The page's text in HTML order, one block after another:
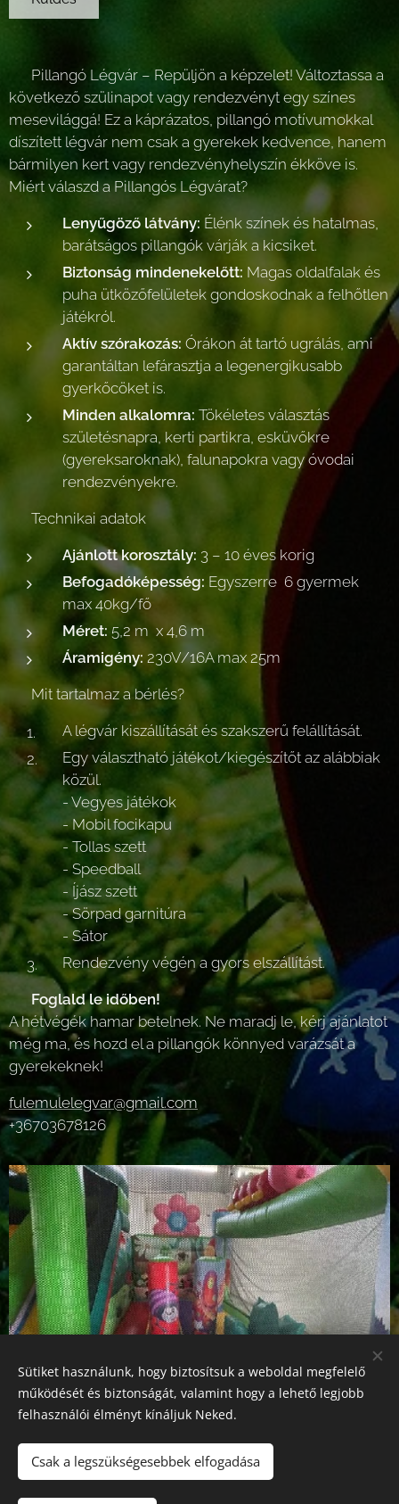
🦋 Pillangó Légvár – Repüljön a képzelet! Változtassa a
következő szülinapot vagy rendezvényt egy színes
mesevilággá! Ez a káprázatos, pillangó motívumokkal
díszített légvár nem csak a gyerekek kedvence, hanem
bármilyen kert vagy rendezvényhelyszín ékköve is.✨
Miért válaszd a Pillangós Légvárat?
Lenyűgöző látvány: Élénk színek és hatalmas,
barátságos pillangók várják a kicsiket.
Biztonság mindenekelőtt: Magas oldalfalak és
puha ütközőfelületek gondoskodnak a felhőtlen
játékról.
Aktív szórakozás: Órákon át tartó ugrálás, ami
garantáltan lefárasztja a legenergikusabb
gyerkőcöket is.
Minden alkalomra: Tökéletes választás
születésnapra, kerti partikra, esküvőkre
(gyereksaroknak), falunapokra vagy óvodai
rendezvényekre.
📏 Technikai adatok
Ajánlott korosztály: 3 – 10 éves korig
Befogadóképesség: Egyszerre 6 gyermek
max 40kg/fő
Méret: 5,2 m x 4,6 m
Áramigény: 230V/16A max 25m
📦 Mit tartalmaz a bérlés?
A légvár kiszállítását és szakszerű felállítását.
Egy választható játékot/kiegészítőt az alábbiak
közül.
- Vegyes játékok
- Mobil focikapu
- Tollas szett
- Speedball
- Íjász szett
- Sörpad garnitúra
- Sátor
Rendezvény végén a gyors elszállítást.
Foglald le időben!
A hétvégék hamar betelnek. Ne maradj le, kérj ajánlatot
még ma, és hozd el a pillangók könnyed varázsát a
gyerekeknek!
fulemulelegvar@gmail.com
+36703678126
© 2025 Minden jog fenntartva
Sütiket használunk, hogy biztosítsuk a weboldal megfelelő
működését és biztonságát, valamint hogy a lehető legjobb
felhasználói élményt kínáljuk Neked.
Csak a legszükségesebbek elfogadása